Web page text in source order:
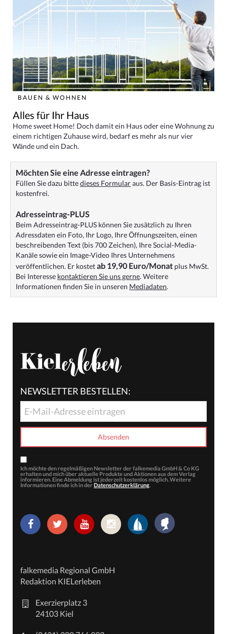
BAUEN & WOHNEN
Alles für Ihr Haus
Home sweet Home! Doch damit ein Haus oder eine Wohnung zu
einem richtigen Zuhause wird, bedarf es mehr als nur vier
Wände und ein Dach.
Möchten Sie eine Adresse eintragen?
Füllen Sie dazu bittedieses Formularaus. Der Basis-Eintrag ist
kostenfrei.
Adresseintrag-PLUS
Beim Adresseintrag-PLUS können Sie zusätzlich zu Ihren
Adressdaten ein Foto, Ihr Logo, Ihre Öffnungszeiten, einen
beschreibenden Text (bis 700 Zeichen), Ihre Social-Media-
Kanäle sowie ein Image-Video Ihres Unternehmens
veröffentlichen. Er kostetab 19,90 Euro/Monat plus MwSt.
Bei Interesse kontaktieren Sie uns gerne. Weitere
Informationen finden Sie in unseren Mediadaten.
NEWSLETTER BESTELLEN:
Ich möchte den regelmäßigen Newsletter der falkemedia GmbH & Co KG
erhalten und mich über aktuelle Produkte und Aktionen aus dem Verlag
informieren. Eine Abmeldung ist jederzeit kostenlos möglich. Weitere
Informationen finde ich in der Datenschutzerklärung.
falkemedia Regional GmbH
Redaktion KIELerleben
Exerzierplatz 3
24103 Kiel